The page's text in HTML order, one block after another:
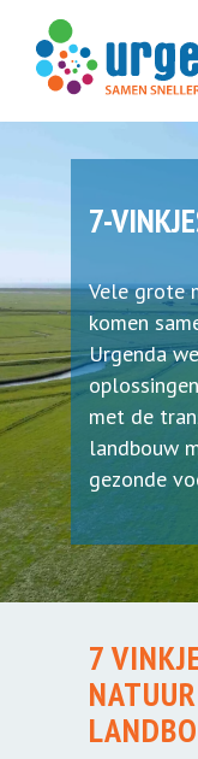
7-
Vele grote
komen
Urgenda
met de
landbouw
gezonde
7